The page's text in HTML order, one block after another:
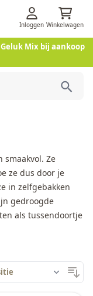
Geluk Mix bij aankoop
Inloggen Winkelwagen
smaakvol. Ze
ze dus door je
in zelfgebakken
gedroogde
als tussendoortje